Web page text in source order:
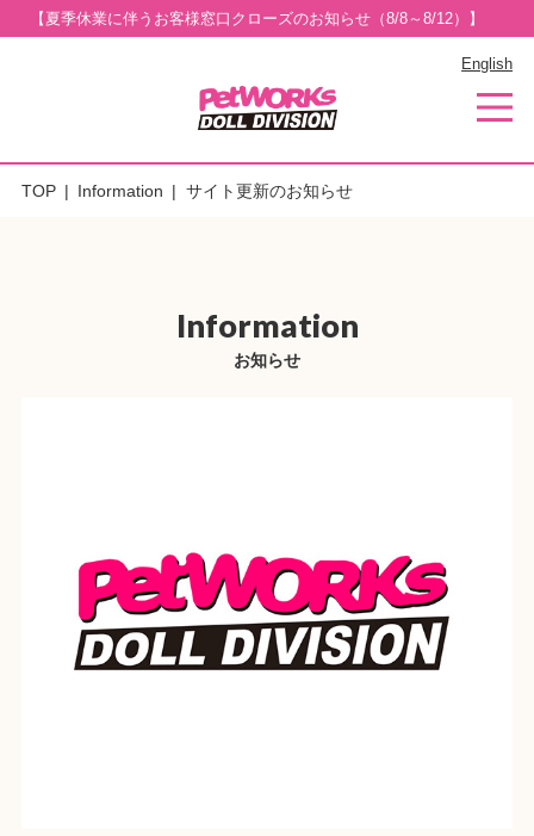
【夏季休業に伴うお客様窓口クローズのお知らせ（8/8～8/12）】
English
TOP Information サイト更新のお知らせ
Information
お知らせ